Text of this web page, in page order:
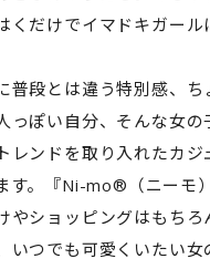
くだけでイマドキガール
普段とは違う特別感、ち
っぽい自分、そんな女の
レンドを取り入れたカジ
す。『Ni-mo®（ニーモ）
やショッピングはもちろ
いつでも可愛くいたい女